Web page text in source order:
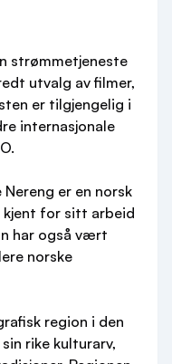
strømmetjeneste
utvalg av filmer,
er tilgjengelig i
internasjonale
Nereng er en norsk
kjent for sitt arbeid
har også vært
norske
region i den
rike kulturarv,